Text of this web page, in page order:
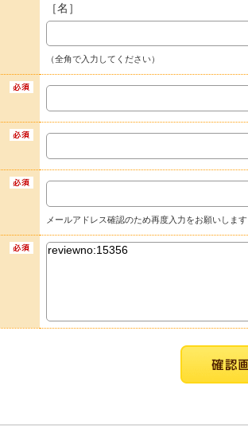
［名］
（全角で入力してください）
メールアドレス確認のため再度入力をお願いします